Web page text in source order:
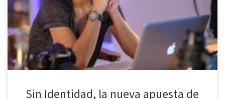
búsqueda imparable de una chica que fue robada hace
veintisiete años pero, también, a lo que su familia adoptiva
puede llegar a hacer para que […]
Sin Identidad, la nueva apuesta de